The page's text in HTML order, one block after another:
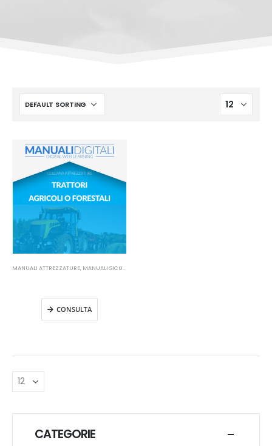
MANUALI ATTREZZATURE, MANUALI SICUREZZA SUL LAVORO
CONSULTA
CATEGORIE